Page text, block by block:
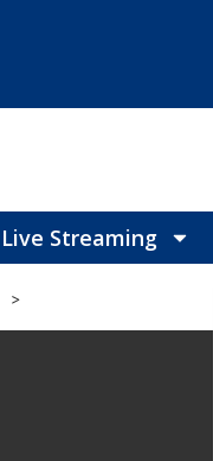
Live Streaming